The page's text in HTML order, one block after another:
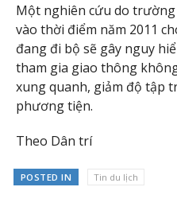
Một nghiên cứu do
vào thời điểm năm 2011
đang đi bộ sẽ gây nguy
tham gia giao thông
xung quanh, giảm độ tập
phương tiện.
Theo Dân trí
POSTED IN Tin du lịch